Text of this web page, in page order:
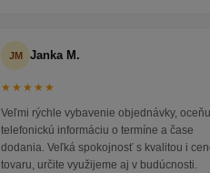
JM Janka M.
★★★★★
Veľmi rýchle vybavenie objednávky,
telefonickú informáciu o termíne a čase
dodania. Veľká spokojnosť s kvalitou i
tovaru, určite využijeme aj v budúcnosti.